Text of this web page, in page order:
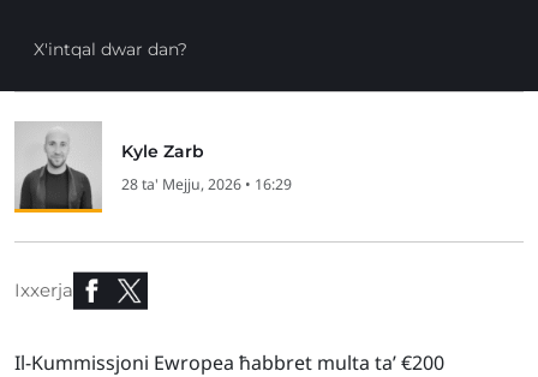
X'intqal dwar dan?
Kyle Zarb
28 ta' Mejju, 2026 • 16:29
Ixxerja
Il-Kummissjoni Ewropea ħabbret multa ta’ €200